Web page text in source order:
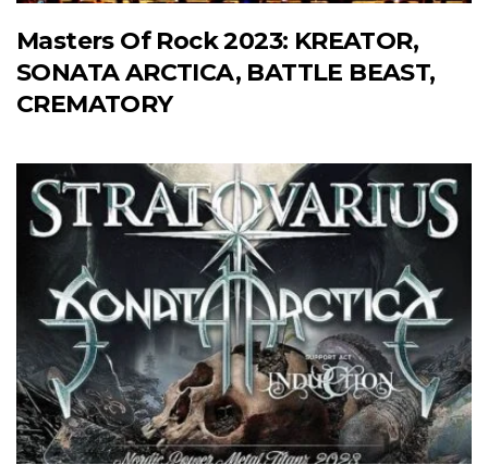
Masters Of Rock 2023: KREATOR,
SONATA ARCTICA, BATTLE BEAST,
CREMATORY